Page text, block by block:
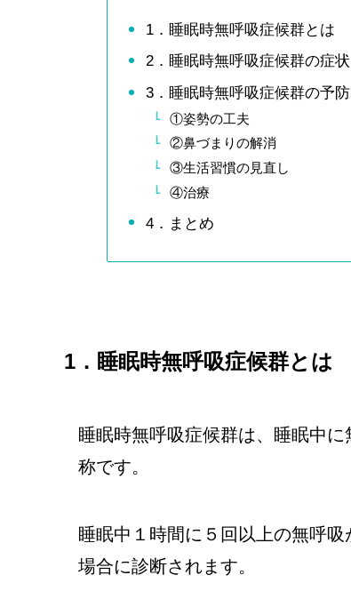
1．睡眠時無呼吸症候群とは
2．睡眠時無呼吸症候群の症状
3．睡眠時無呼吸症候群の予
①姿勢の工夫
②鼻づまりの解消
③生活習慣の見直し
④治療
4．まとめ
1．睡眠時無呼吸症候群とは
睡眠時無呼吸症候群は、睡眠中
称です。
睡眠中１時間に５回以上の無呼
場合に診断されます。